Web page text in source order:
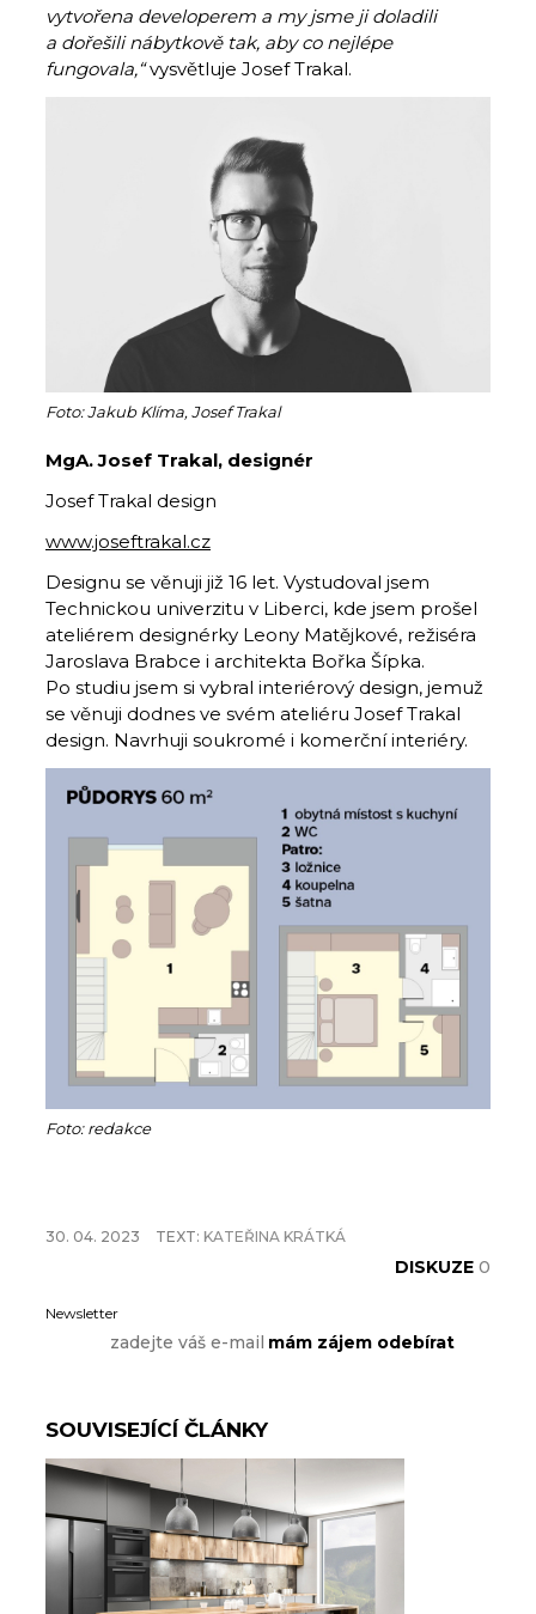
vytvořena developerem a my jsme ji doladili
a dořešili nábytkově tak, aby co nejlépe
fungovala,“vysvětluje Josef Trakal.
Foto: Jakub Klíma, Josef Trakal
MgA. Josef Trakal, designér
Josef Trakal design
www.joseftrakal.cz
Designu se věnuji již 16 let. Vystudoval jsem
Technickou univerzitu v Liberci, kde jsem prošel
ateliérem designérky Leony Matějkové, režiséra
Jaroslava Brabce i architekta Bořka Šípka.
Po studiu jsem si vybral interiérový design, jemuž
se věnuji dodnes ve svém ateliéru Josef Trakal
design. Navrhuji soukromé i komerční interiéry.
Foto: redakce
30. 04. 2023 TEXT: KATEŘINA KRÁTKÁ
DISKUZE 0
Newsletter
SOUVISEJÍCÍ ČLÁNKY